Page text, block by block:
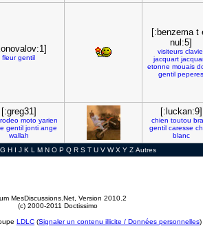
fleur gentil
[:benzema t
nul:5]
visiteurs
jacquart
etonne mouais
gentil peperes
[:greg31]
rodeo moto yarien
gentil jonti ange
wallah
[:luckan:9]
chien toutou
gentil caresse
blanc
G H I J K L M N O P Q R S T U V W X Y Z Autres
MesDiscussions.Net , Version 2010.2
(c) 2000-2011 Doctissimo
LDLC (Signaler un contenu illicite / Données personnelles)